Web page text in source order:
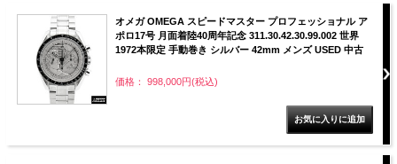
オメガ OMEGA スピードマスター プロフェッショナル ア
ポロ17号 月面着陸40周年記念 311.30.42.30.99.002 世界
1972本限定 手動巻き シルバー 42mm メンズ USED 中古
価格： 998,000円(税込)